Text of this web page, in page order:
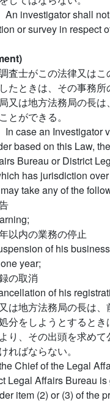
An investigator shall
or survey in respect
査士がこの法律又はこ
たときは、その事務
又は地方法務局の長
とができる。
In case an Investigator
based on this Law,
Bureau or District
has jurisdiction
take any of the
以内の業務の停止
of his
year;
の取消
of his
は地方法務局の長は、
分をしようとすると
り、その出頭を求めて
ればならない。
Chief of the Legal
Legal Affairs Bureau
item (2) or (3) of the